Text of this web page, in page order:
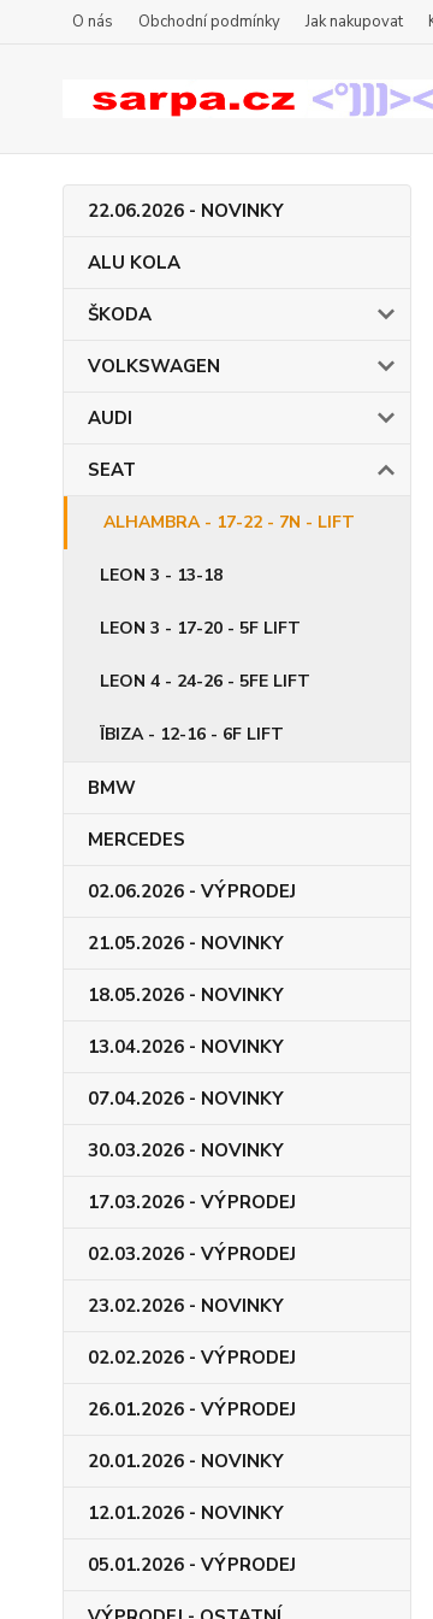
O nás Obchodní podmínky Jak nakupovat
22.06.2026 - NOVINKY
ALU KOLA
ŠKODA
VOLKSWAGEN
AUDI
SEAT
ALHAMBRA - 17-22 - 7N - LIFT
LEON 3 - 13-18
LEON 3 - 17-20 - 5F LIFT
LEON 4 - 24-26 - 5FE LIFT
ÏBIZA - 12-16 - 6F LIFT
BMW
MERCEDES
02.06.2026 - VÝPRODEJ
21.05.2026 - NOVINKY
18.05.2026 - NOVINKY
13.04.2026 - NOVINKY
07.04.2026 - NOVINKY
30.03.2026 - NOVINKY
17.03.2026 - VÝPRODEJ
02.03.2026 - VÝPRODEJ
23.02.2026 - NOVINKY
02.02.2026 - VÝPRODEJ
26.01.2026 - VÝPRODEJ
20.01.2026 - NOVINKY
12.01.2026 - NOVINKY
05.01.2026 - VÝPRODEJ